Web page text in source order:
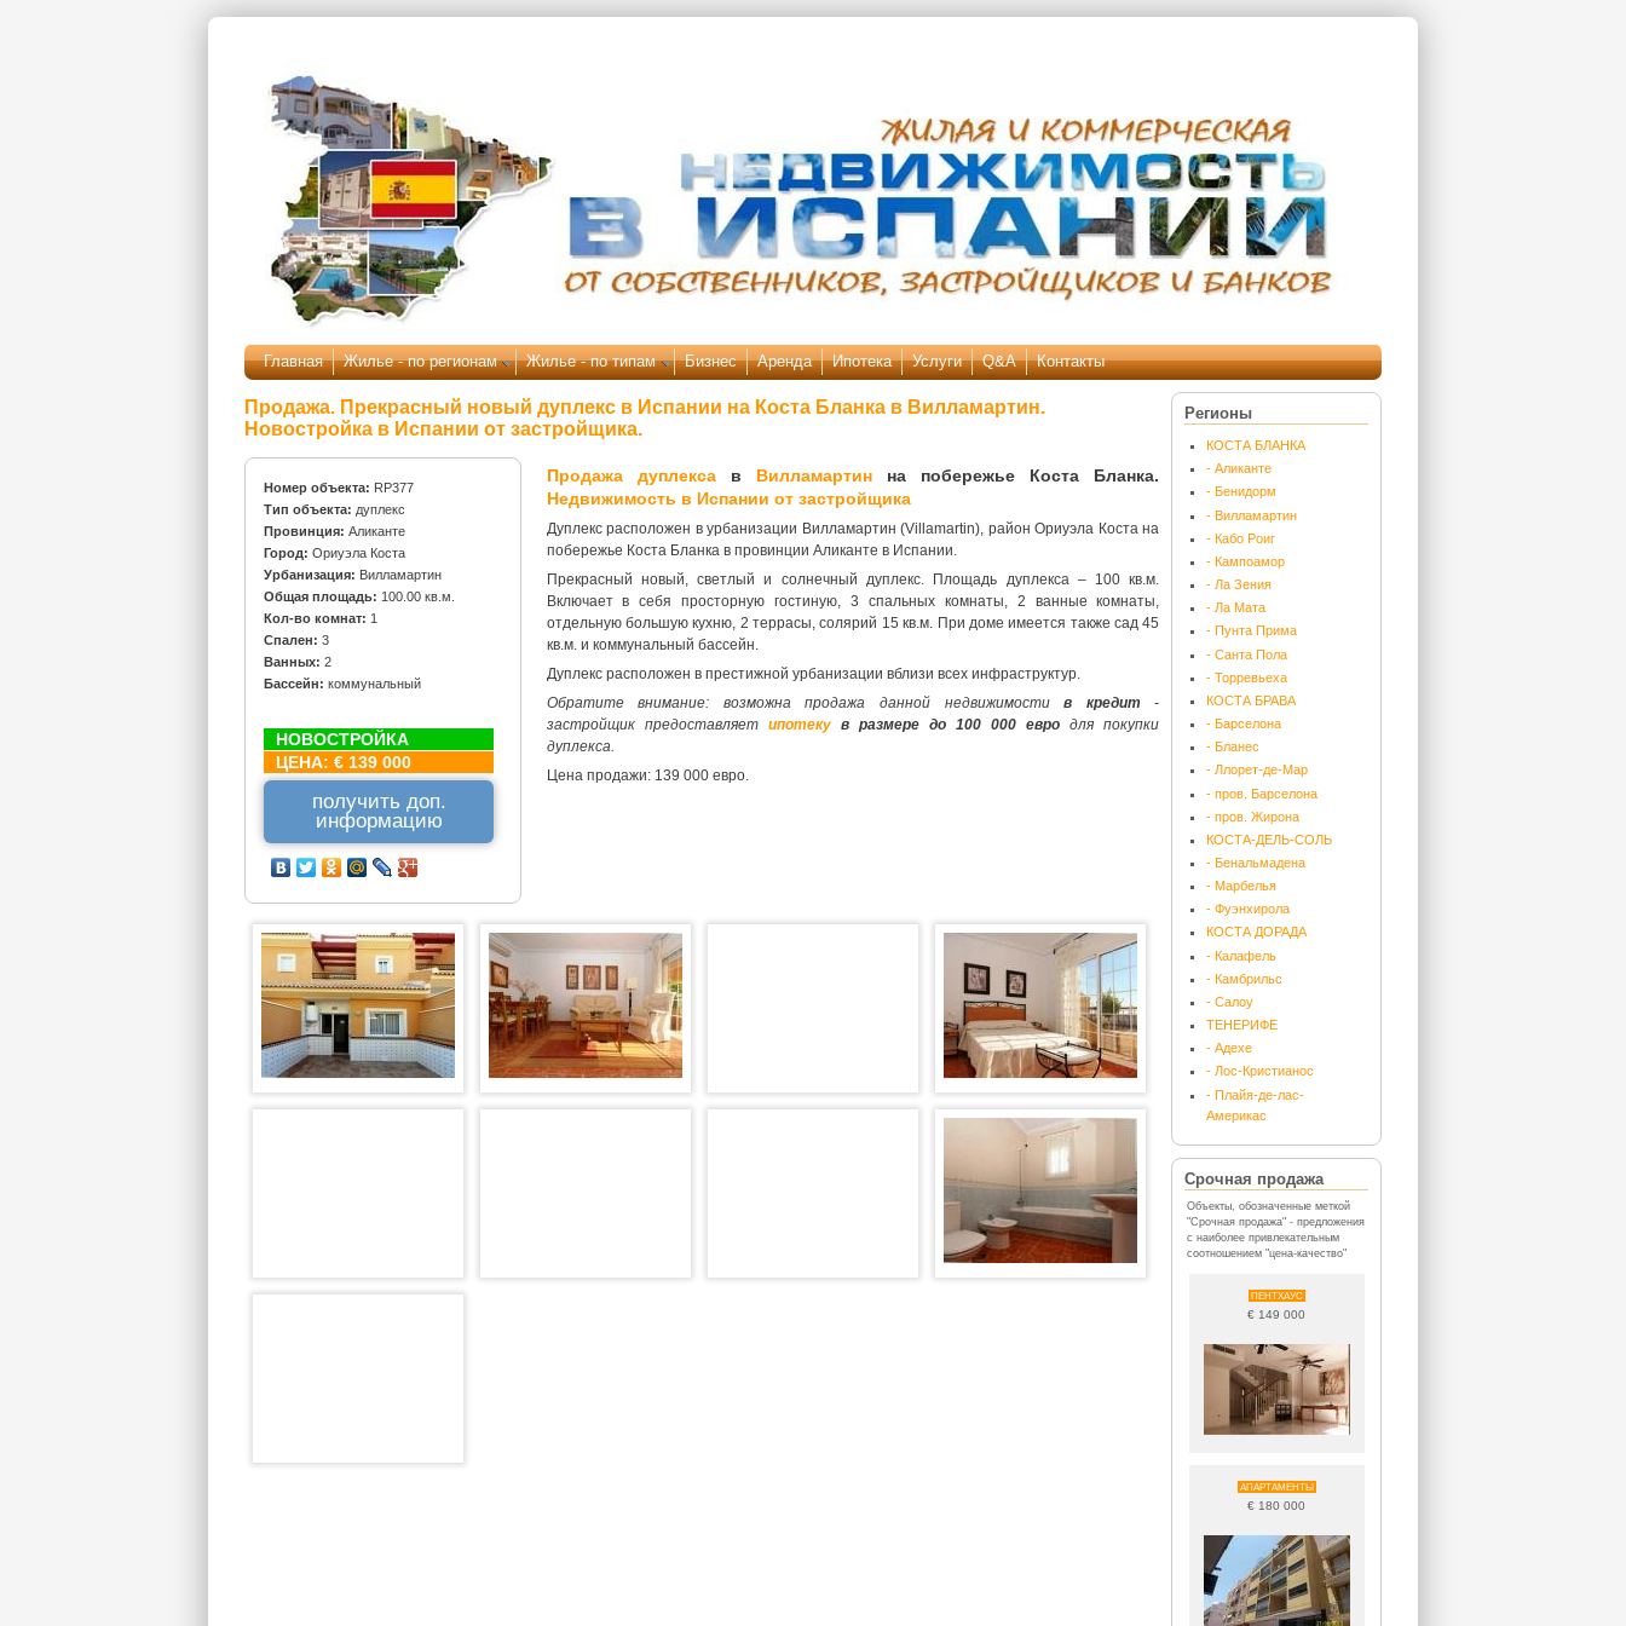
Перейти к основному содержанию
Главная Жилье - по регионам Жилье - по типам Бизнес Аренда Ипотека Услуги Q&A Контакты
Продажа. Прекрасный новый дуплекс в Испании на Коста Бланка в Вилламартин.
Новостройка в Испании от застройщика.
Номер объекта: RP377
Тип объекта: дуплекс
Провинция: Аликанте
Город: Ориуэла Коста
Урбанизация: Вилламартин
Общая площадь: 100.00 кв.м.
Кол-во комнат: 1
Спален: 3
Ванных: 2
Бассейн: коммунальный
НОВОСТРОЙКА
ЦЕНА: € 139 000
получить доп.
информацию
Продажа дуплексав Вилламартинна побережье Коста Бланка.
Недвижимость в Испании от застройщика
Дуплекс расположен в урбанизации Вилламартин (Villamartin), район Ориуэла Коста на
побережье Коста Бланка в провинции Аликанте в Испании.
Прекрасный новый, светлый и солнечный дуплекс. Площадь дуплекса – 100 кв.м.
Включает в себя просторную гостиную, 3 спальных комнаты, 2 ванные комнаты,
отдельную большую кухню, 2 террасы, солярий 15 кв.м. При доме имеется также сад 45
кв.м. и коммунальный бассейн.
Дуплекс расположен в престижной урбанизации вблизи всех инфраструктур.
Обратите внимание: возможна продажа данной недвижимостив кредит-
застройщик предоставляет ипотекув размере до 100 000 евро для покупки
дуплекса.
Цена продажи: 139 000 евро.
Регионы
КОСТА БЛАНКА
- Аликанте
- Бенидорм
- Вилламартин
- Кабо Роиг
- Кампоамор
- Ла Зения
- Ла Мата
- Пунта Прима
- Санта Пола
- Торревьеха
КОСТА БРАВА
- Барселона
- Бланес
- Ллорет-де-Мар
- пров. Барселона
- пров. Жирона
КОСТА-ДЕЛЬ-СОЛЬ
- Бенальмадена
- Марбелья
- Фуэнхирола
КОСТА ДОРАДА
- Калафель
- Камбрильс
- Салоу
ТЕНЕРИФЕ
- Адехе
- Лос-Кристианос
- Плайя-де-лас-
Америкас
Срочная продажа
Объекты, обозначенные меткой
"Срочная продажа" - предложения
с наиболее привлекательным
соотношением "цена-качество"
ПЕНТХАУС
€ 149 000
АПАРТАМЕНТЫ
€ 180 000